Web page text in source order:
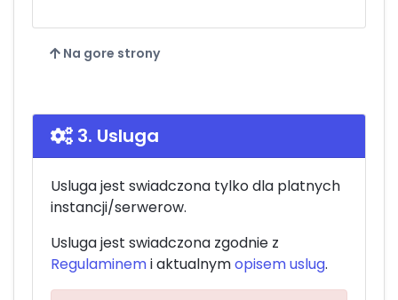
Na gore strony
3. Usluga
Usluga jest swiadczona tylko dla platnych
instancji/serwerow.
Usluga jest swiadczona zgodnie z
Regulaminemi aktualnymopisem uslug.